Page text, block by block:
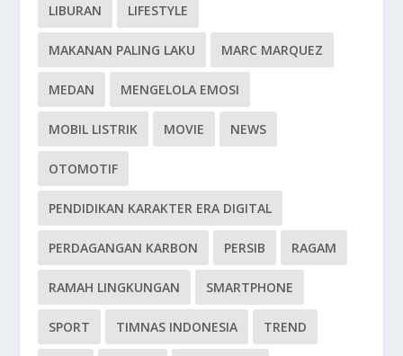
LIBURAN LIFESTYLE
MAKANAN PALING LAKU MARC MARQUEZ
MEDAN MENGELOLA EMOSI
MOBIL LISTRIK MOVIE NEWS
OTOMOTIF
PENDIDIKAN KARAKTER ERA DIGITAL
PERDAGANGAN KARBON PERSIB RAGAM
RAMAH LINGKUNGAN SMARTPHONE
SPORT TIMNAS INDONESIA TREND